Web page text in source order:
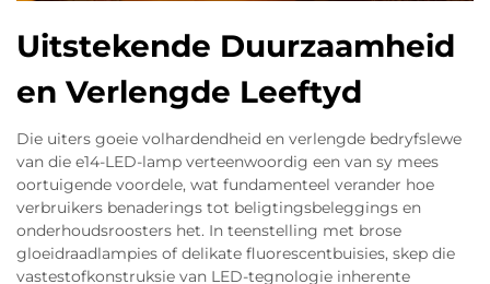
Uitstekende Duurzaamheid
en Verlengde Leeftyd
Die uiters goeie volhardendheid en verlengde bedryfslewe
van die e14-LED-lamp verteenwoordig een van sy mees
oortuigende voordele, wat fundamenteel verander hoe
verbruikers benaderings tot beligtingsbeleggings en
onderhoudsroosters het. In teenstelling met brose
gloeidraadlampies of delikate fluorescentbuisies, skep die
vastestofkonstruksie van LED-tegnologie inherente